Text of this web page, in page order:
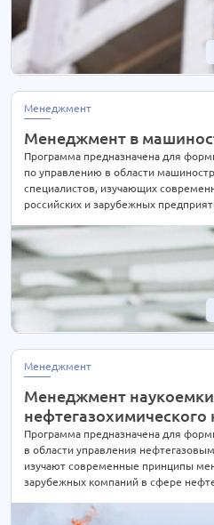
Менеджмент
Менеджмент в
Программа предназначена для
по управлению в области
специалистов, изучающих
российских и зарубежных
сфере.
Менеджмент
Менеджмент
нефтегазохимического
Программа предназначена для
в области управления
изучают современные принципы
зарубежных компаний в сфере
предприятиями, изучают